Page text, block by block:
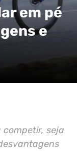
em pé
e
competir, seja